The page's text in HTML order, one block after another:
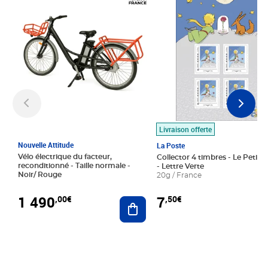
Nouvelle Attitude
Vélo électrique du facteur,
reconditionné - Taille normale -
Noir/ Rouge
1 490,00€ Ajouter au panier
Livraison offerte
La Poste
Collector 4 timbres - Le Petit
- Lettre Verte
20g / France
7,50€